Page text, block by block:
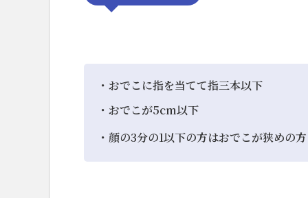
・おでこに指を当てて指三本以下
・おでこが5cm以下
・顔の3分の1以下の方はおでこが狭めの方